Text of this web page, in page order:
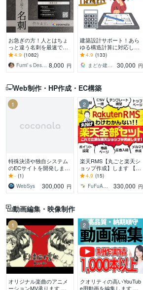
お急ぎの方！人とはちょ
っと違う名刺を最速で作
ります あなただけのオリ
ジナル名刺を！翌日まで
にデザイン作成します！
4.9 (1082)
Fumi’ｓDesign 8,000 円
建築設計サポート！あら
ゆる構造計算に対応しま
す 構造設計・構造計算に
ください。
4.9 (133)
まどか建築設計
30,000 円
Web制作・HP作成・EC構築
1
特殊決済や独自システム
のECサイトを開発します
既存ツールで不可能なシ
ステムを構築
- (1)
WebSys
300,000 円
2
楽天RMS【丸ごと楽天シ
ョップ作成】します 【受
賞店など実績400店舗以
上】現役デザイナーが作
成します！
4.9 (15)
330,000 円
動画編集・映像制作
1
オリジナル楽曲のアニメ
ーションMV承ります 楽
2
クオリティの高いYouTub
e用動画を編集します 【1